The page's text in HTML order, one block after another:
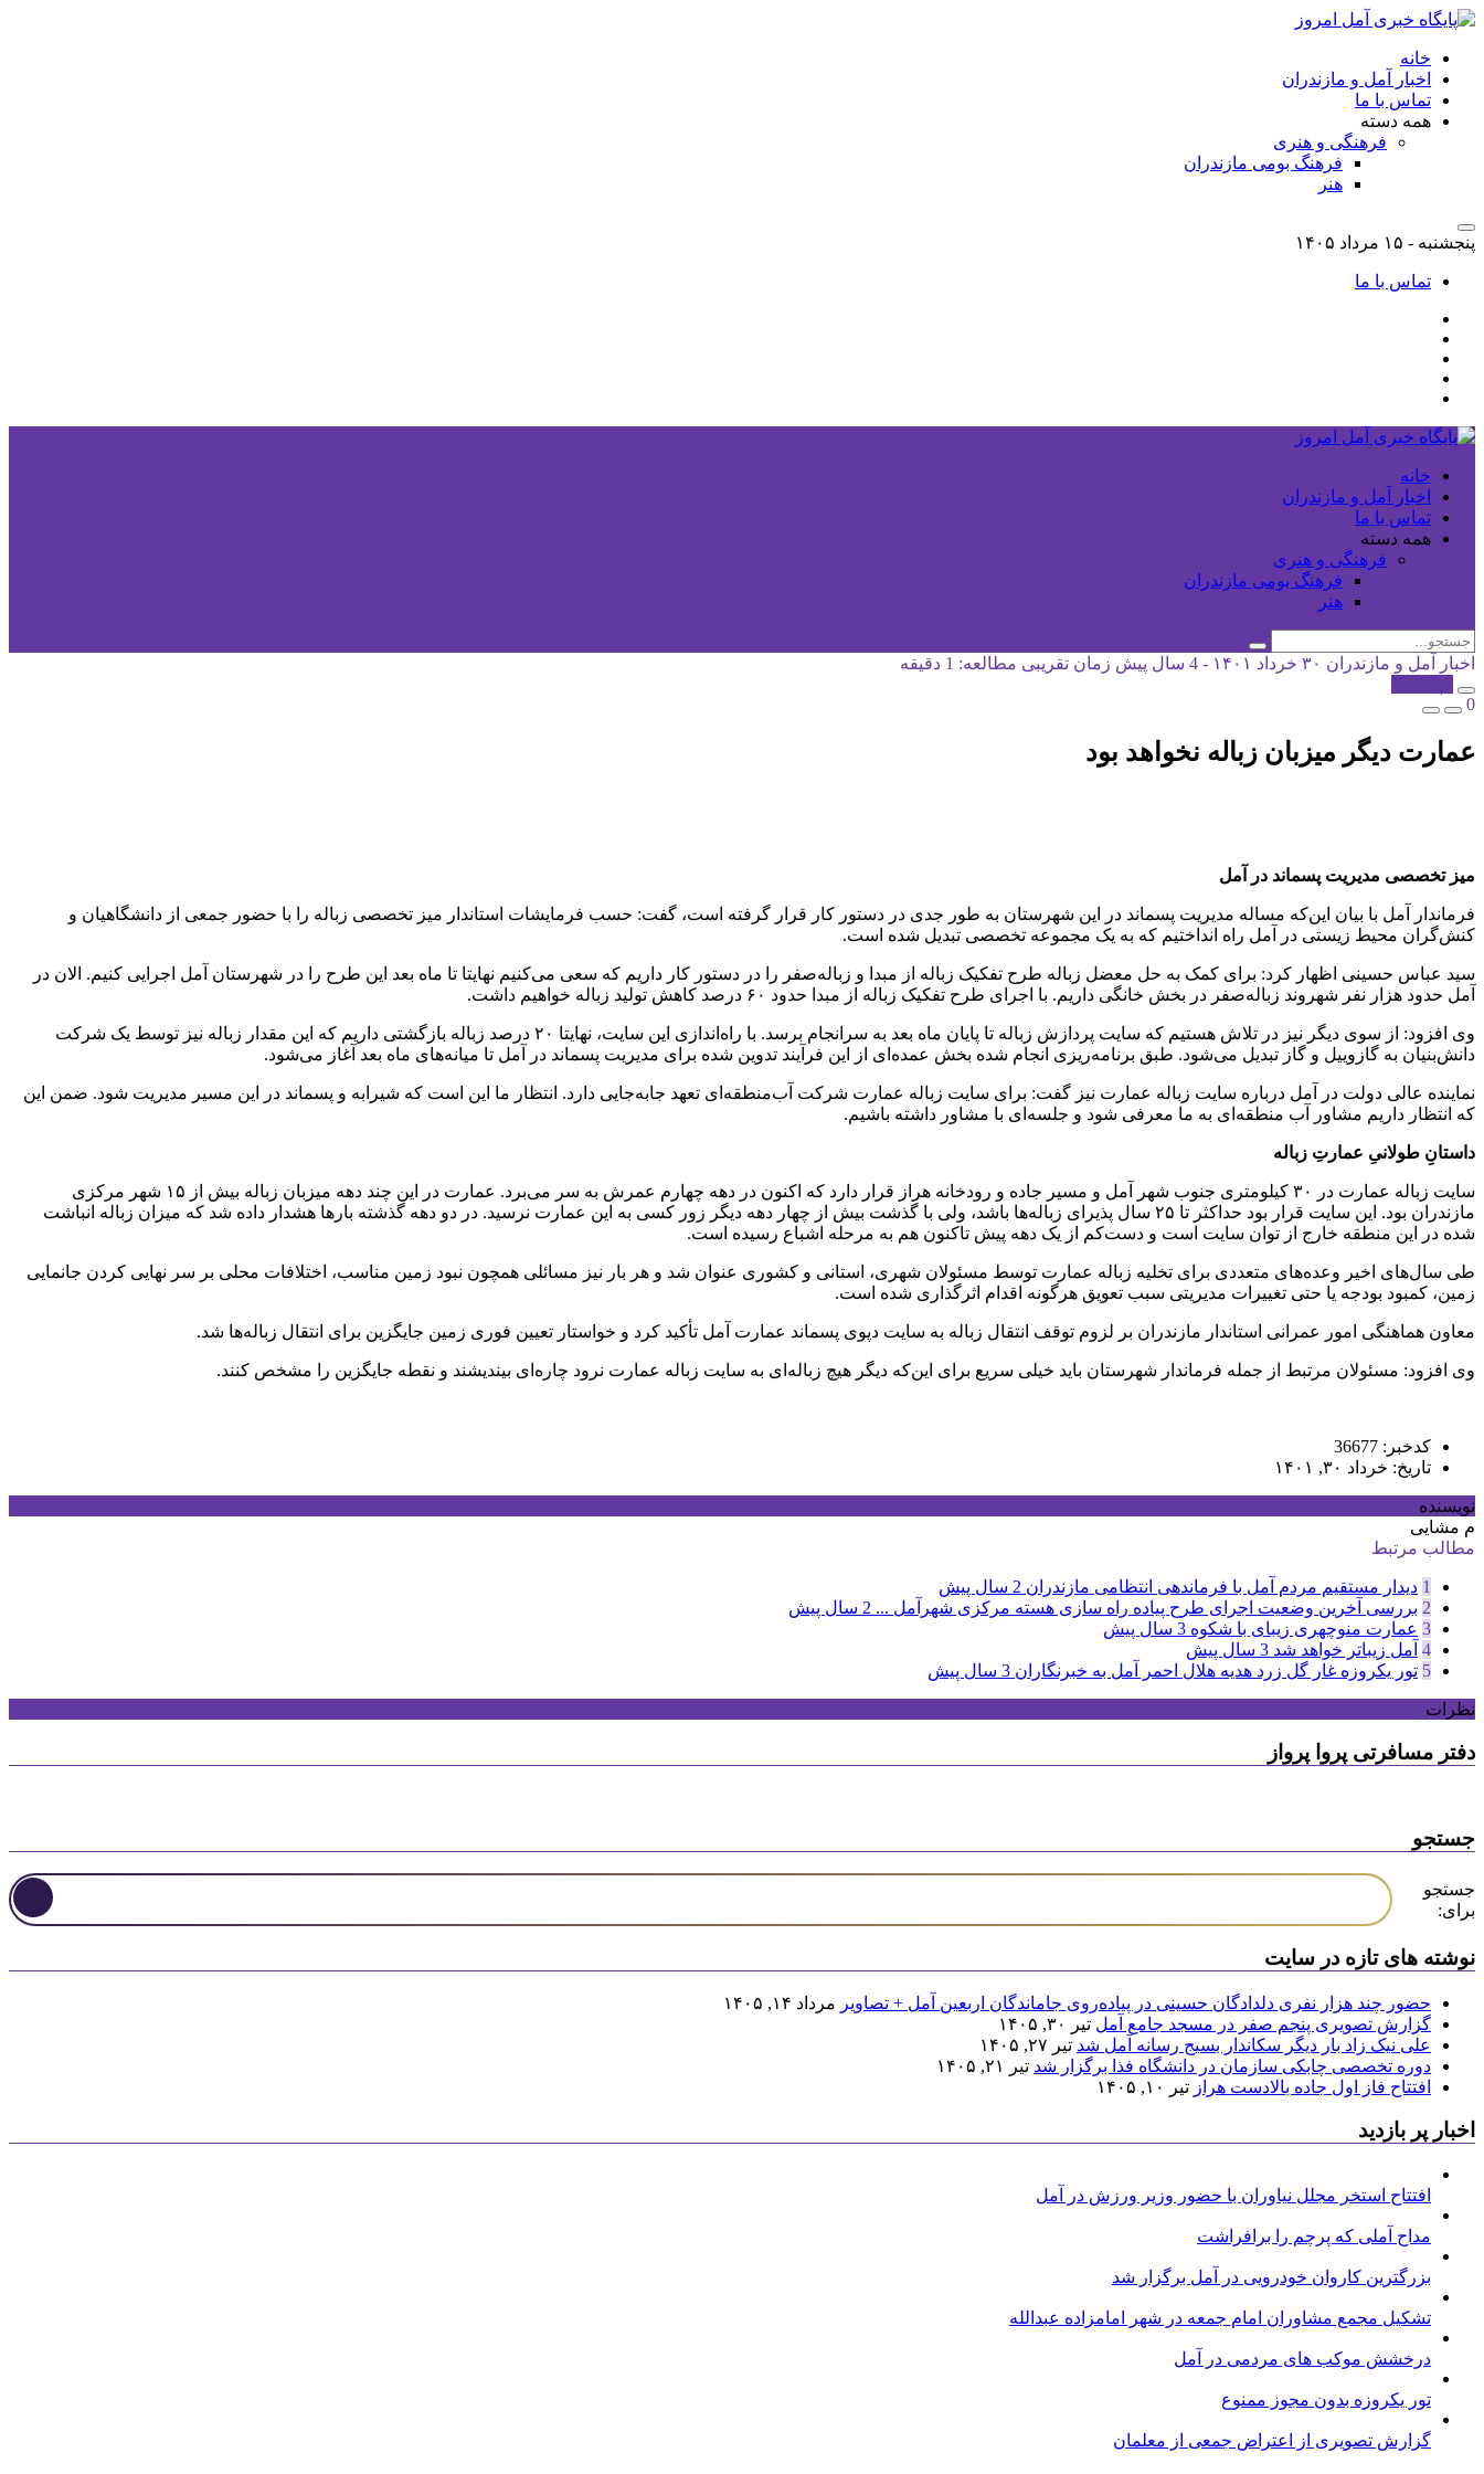
خانه
اخبار آمل و مازندران
تماس با ما
همه دسته
فرهنگی و هنری
فرهنگ بومی مازندران
هنر
پنجشنبه - ۱۵ مرداد ۱۴۰۵
تماس با ما
خانه
اخبار آمل و مازندران
تماس با ما
همه دسته
فرهنگی و هنری
فرهنگ بومی مازندران
هنر
اخبار آمل و مازندران ۳۰ خرداد ۱۴۰۱ - 4 سال پیش
زمان تقریبی مطالعه: 1 دقیقه
0
عمارت دیگر میزبان زباله نخواهد بود
میز تخصصی مدیریت پسماند در آمل
فرماندار آمل با بیان این‌که مساله مدیریت پسماند در این شهرستان به طور جدی در دستور کار قرار گرفته است، گفت: حسب فرمایشات استاندار میز تخصصی زباله را با حضور جمعی از دانشگاهیان و
کنش‌گران محیط زیستی در آمل راه انداختیم که به یک مجموعه تخصصی تبدیل شده است.
سید عباس حسینی اظهار کرد: برای کمک به حل معضل زباله طرح تفکیک زباله از مبدا و زباله‌صفر را در دستور کار داریم که سعی می‌کنیم نهایتا تا ماه بعد این طرح را در شهرستان آمل اجرایی کنیم. الان در
آمل حدود هزار نفر شهروند زباله‌صفر در بخش خانگی داریم. با اجرای طرح تفکیک زباله از مبدا حدود ۶۰ درصد کاهش تولید زباله خواهیم داشت.
وی افزود: از سوی دیگر نیز در تلاش هستیم که سایت پردازش زباله تا پایان ماه بعد به سرانجام برسد. با راه‌اندازی این سایت، نهایتا ۲۰ درصد زباله بازگشتی داریم که این مقدار زباله نیز توسط یک شرکت
دانش‌بنیان به گازوییل و گاز تبدیل می‌شود. طبق برنامه‌ریزی انجام شده بخش عمده‌ای از این فرآیند تدوین شده برای مدیریت پسماند در آمل تا میانه‌های ماه بعد آغاز می‌شود.
نماینده عالی دولت در آمل درباره سایت زباله عمارت نیز گفت: برای سایت زباله عمارت شرکت آب‌منطقه‌ای تعهد جابه‌جایی دارد. انتظار ما این است که شیرابه و پسماند در این مسیر مدیریت شود. ضمن این
که انتظار داریم مشاور آب منطقه‌ای به ما معرفی شود و جلسه‌ای با مشاور داشته باشیم.
داستانِ طولانیِ عمارتِ زباله
سایت زباله عمارت در ۳۰ کیلومتری جنوب شهر آمل و مسیر جاده و رودخانه هراز قرار دارد که اکنون در دهه چهارم عمرش به سر می‌برد. عمارت در این چند دهه میزبان زباله بیش از ۱۵ شهر مرکزی
مازندران بود. این سایت قرار بود حداکثر تا ۲۵ سال پذیرای زباله‌ها باشد، ولی با گذشت بیش از چهار دهه دیگر زور کسی به این عمارت نرسید. در دو دهه گذشته بارها هشدار داده شد که میزان زباله انباشت
شده در این منطقه خارج از توان سایت است و دست‌کم از یک دهه پیش تاکنون هم به مرحله اشباع رسیده است.
طی سال‌های اخیر وعده‌های متعددی برای تخلیه زباله عمارت توسط مسئولان شهری، استانی و کشوری عنوان شد و هر بار نیز مسائلی همچون نبود زمین مناسب، اختلافات محلی بر سر نهایی کردن جانمایی
زمین، کمبود بودجه یا حتی تغییرات مدیریتی سبب تعویق هرگونه اقدام اثرگذاری شده است.
معاون هماهنگی امور عمرانی استاندار مازندران بر لزوم توقف انتقال زباله‌ به سایت دپوی پسماند عمارت آمل تأکید کرد و خواستار تعیین فوری زمین جایگزین برای انتقال زباله‌ها شد.
وی افزود: مسئولان مرتبط از جمله فرماندار شهرستان باید خیلی سریع برای این‌که دیگر هیچ زباله‌ای به سایت زباله عمارت نرود چاره‌ای بیندیشند و نقطه جایگزین را مشخص کنند.
کدخبر: 36677
تاریخ: خرداد ۳۰, ۱۴۰۱
نویسنده
م مشایی
مطالب مرتبط
1 دیدار مستقیم مردم آمل با فرماندهی انتظامی مازندران 2 سال پیش
2 بررسی آخرین وضعیت اجرای طرح پیاده راه سازی هسته مرکزی شهرآمل ... 2 سال پیش
3 عمارت منوچهری زیبای با شکوه 3 سال پیش
4 آمل زیباتر خواهد شد 3 سال پیش
5 تور یکروزه غار گل زرد هدیه هلال احمر آمل به خبرنگاران 3 سال پیش
نظرات
دفتر مسافرتی پروا پرواز
جستجو
جستجو
برای:
نوشته های تازه در سایت
حضور چند هزار نفری دلدادگان حسینی در پیاده‌روی جاماندگان اربعین آمل + تصاویر مرداد ۱۴, ۱۴۰۵
گزارش تصویری پنجم صفر در مسجد جامع آمل تیر ۳۰, ۱۴۰۵
علی نیک زاد بار دیگر سکاندار بسیج رسانه آمل شد تیر ۲۷, ۱۴۰۵
دوره تخصصی چابکی سازمان در دانشگاه فذا برگزار شد تیر ۲۱, ۱۴۰۵
افتتاح فاز اول جاده بالادست هراز تیر ۱۰, ۱۴۰۵
اخبار پر بازدید
افتتاح استخر مجلل نیاوران با حضور وزیر ورزش در آمل
مداح آملی که پرچم را برافراشت
بزرگترین کاروان خودرویی در آمل برگزار شد
تشکیل مجمع مشاوران امام جمعه در شهر امامزاده عبدالله
درخشش موکب های مردمی در آمل
تور یکروزه بدون مجوز ممنوع
گزارش تصویری از اعتراض جمعی از معلمان